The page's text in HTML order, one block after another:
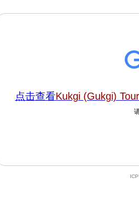
点击查看Kukgi (Gukgi)